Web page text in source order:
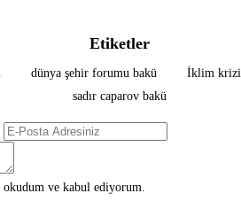
Etiketler
dünya şehir forumu bakü İklim krizi
sadır caparov bakü
okudum ve kabul ediyorum.